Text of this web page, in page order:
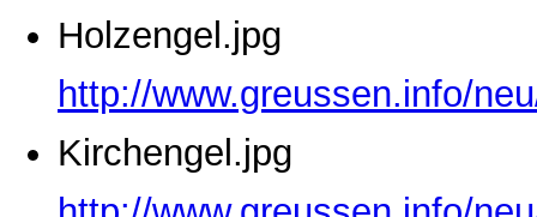
Holzengel.jpg
http://www.greussen.info/
Kirchengel.jpg